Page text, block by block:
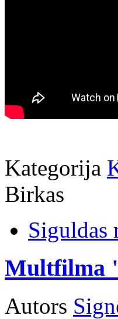
Kategorija
Birkas
Siguldas
Multfilma
Autors